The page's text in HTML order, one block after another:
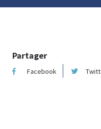
Partager
Facebook